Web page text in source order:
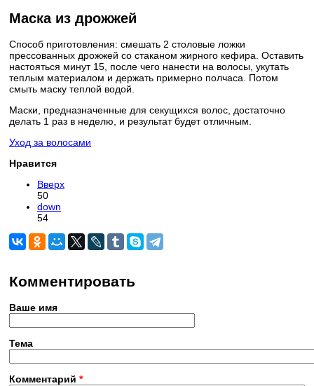
Маска из дрожжей
Способ приготовления: смешать 2 столовые ложки
прессованных дрожжей со стаканом жирного кефира. Оставить
настояться минут 15, после чего нанести на волосы, укутать
теплым материалом и держать примерно полчаса. Потом
смыть маску теплой водой.
Маски, предназначенные для секущихся волос, достаточно
делать 1 раз в неделю, и результат будет отличным.
Уход за волосами
Нравится
Вверх
50
down
54
Комментировать
Ваше имя
Тема
Комментарий *